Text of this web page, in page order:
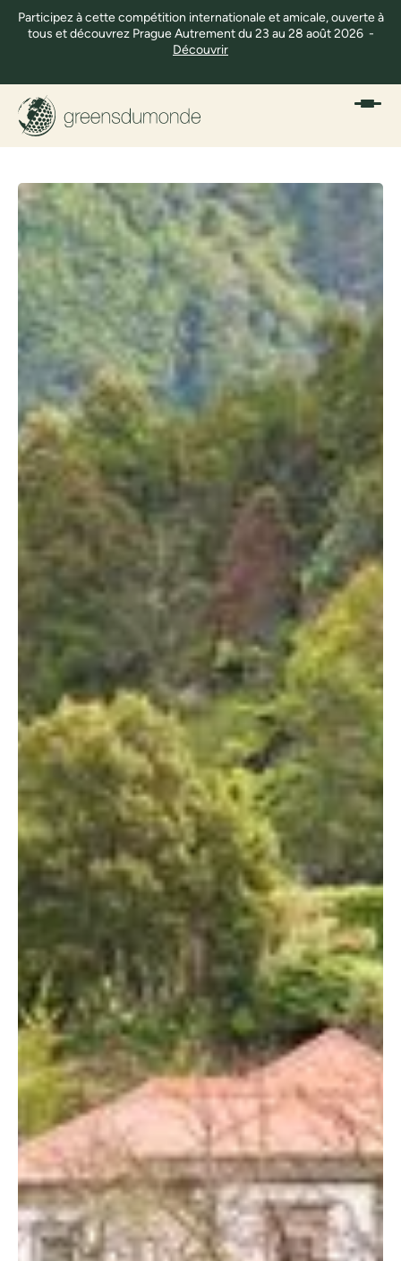
Participez à cette compétition internationale et amicale, ouverte à
tous et découvrez Prague Autrement du 23 au 28 août 2026 -
Découvrir